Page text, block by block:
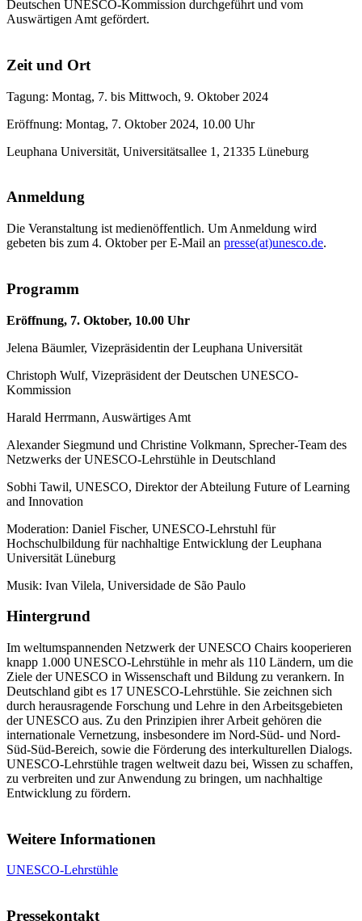
Deutschen UNESCO-Kommission durchgeführt und vom
Auswärtigen Amt gefördert.
Zeit und Ort
Tagung: Montag, 7. bis Mittwoch, 9. Oktober 2024
Eröffnung: Montag, 7. Oktober 2024, 10.00 Uhr
Leuphana Universität, Universitätsallee 1, 21335 Lüneburg
Anmeldung
Die Veranstaltung ist medienöffentlich. Um Anmeldung wird
gebeten bis zum 4. Oktober per E-Mail an presse(at)unesco.de.
Programm
Eröffnung, 7. Oktober, 10.00 Uhr
Jelena Bäumler, Vizepräsidentin der Leuphana Universität
Christoph Wulf, Vizepräsident der Deutschen UNESCO-
Kommission
Harald Herrmann, Auswärtiges Amt
Alexander Siegmund und Christine Volkmann, Sprecher-Team des
Netzwerks der UNESCO-Lehrstühle in Deutschland
Sobhi Tawil, UNESCO, Direktor der Abteilung Future of Learning
and Innovation
Moderation: Daniel Fischer, UNESCO-Lehrstuhl für
Hochschulbildung für nachhaltige Entwicklung der Leuphana
Universität Lüneburg
Musik: Ivan Vilela, Universidade de São Paulo
Hintergrund
Im weltumspannenden Netzwerk der UNESCO Chairs kooperieren
knapp 1.000 UNESCO-Lehrstühle in mehr als 110 Ländern, um die
Ziele der UNESCO in Wissenschaft und Bildung zu verankern. In
Deutschland gibt es 17 UNESCO-Lehrstühle. Sie zeichnen sich
durch herausragende Forschung und Lehre in den Arbeitsgebieten
der UNESCO aus. Zu den Prinzipien ihrer Arbeit gehören die
internationale Vernetzung, insbesondere im Nord-Süd- und Nord-
Süd-Süd-Bereich, sowie die Förderung des interkulturellen Dialogs.
UNESCO-Lehrstühle tragen weltweit dazu bei, Wissen zu schaffen,
zu verbreiten und zur Anwendung zu bringen, um nachhaltige
Entwicklung zu fördern.
Weitere Informationen
UNESCO-Lehrstühle
Pressekontakt